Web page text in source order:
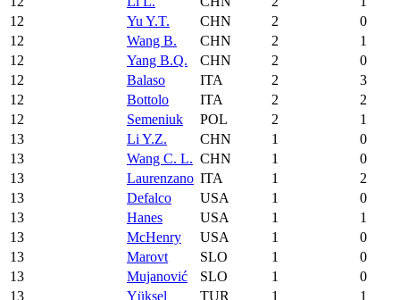
12
Yu Y.T. CHN 2
0
12
Wang B. CHN 2
1
12
Yang B.Q. CHN 2
0
12
Balaso ITA 2
3
12
Bottolo ITA 2
2
12
Semeniuk POL 2
1
13
Li Y.Z. CHN 1
0
13
Wang C. L. CHN 1
0
13
Laurenzano ITA 1
2
13
Defalco USA 1
0
13
Hanes USA 1
1
13
McHenry USA 1
0
13
Marovt SLO 1
0
13
Mujanović SLO 1
0
13
Yüksel TUR 1
1